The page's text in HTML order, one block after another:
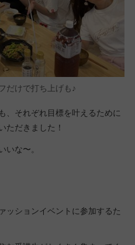
だけで打ち上げも♪
、それぞれ目標を叶えるために
ただきました！
いな〜。
ッションイベントに参加するた